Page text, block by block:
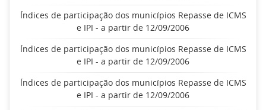
Índices de participação dos municípios Repasse de ICMS
e IPI - a partir de 12/09/2006
Índices de participação dos municípios Repasse de ICMS
e IPI - a partir de 12/09/2006
Índices de participação dos municípios Repasse de ICMS
e IPI - a partir de 12/09/2006